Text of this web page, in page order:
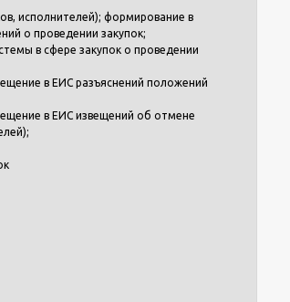
исполнителей); формирование в
о проведении закупок;
в сфере закупок о проведении
в ЕИС разъяснений положений
в ЕИС извещений об отмене